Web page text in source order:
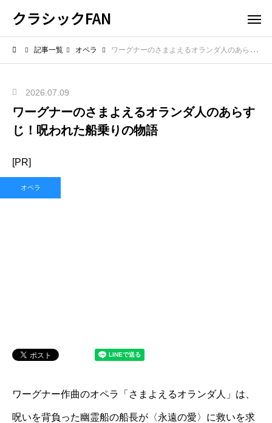
クラシックFAN
記事一覧 オペラ ワーグナーのさまよえるオランダ人のあらすじ！呪われた船乗りの物語
2026.07.09
ワーグナーのさまよえるオランダ人のあらす
じ！呪われた船乗りの物語
[PR]
オペラ
ワーグナー作曲のオペラ「さまよえるオランダ人」は、
呪いを背負った幽霊船の船長が〈永遠の愛〉に救いを求